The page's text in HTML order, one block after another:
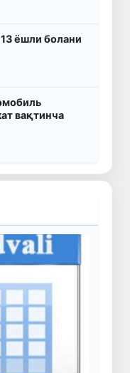
ёшли болани
вақтинча